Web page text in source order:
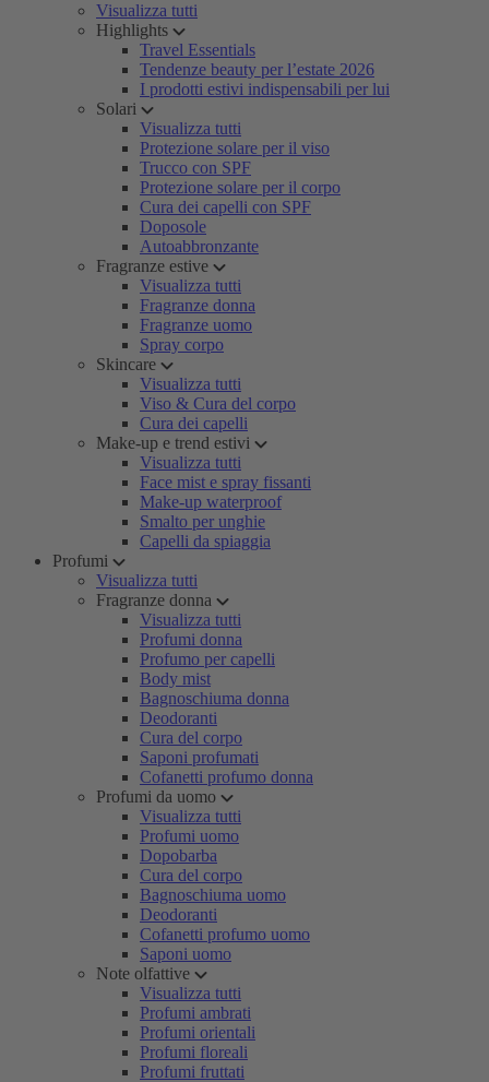
Visualizza tutti
Highlights
Travel Essentials
Tendenze beauty per l’estate 2026
I prodotti estivi indispensabili per lui
Solari
Visualizza tutti
Protezione solare per il viso
Trucco con SPF
Protezione solare per il corpo
Cura dei capelli con SPF
Doposole
Autoabbronzante
Fragranze estive
Visualizza tutti
Fragranze donna
Fragranze uomo
Spray corpo
Skincare
Visualizza tutti
Viso & Cura del corpo
Cura dei capelli
Make-up e trend estivi
Visualizza tutti
Face mist e spray fissanti
Make-up waterproof
Smalto per unghie
Capelli da spiaggia
Profumi
Visualizza tutti
Fragranze donna
Visualizza tutti
Profumi donna
Profumo per capelli
Body mist
Bagnoschiuma donna
Deodoranti
Cura del corpo
Saponi profumati
Cofanetti profumo donna
Profumi da uomo
Visualizza tutti
Profumi uomo
Dopobarba
Cura del corpo
Bagnoschiuma uomo
Deodoranti
Cofanetti profumo uomo
Saponi uomo
Note olfattive
Visualizza tutti
Profumi ambrati
Profumi orientali
Profumi floreali
Profumi fruttati